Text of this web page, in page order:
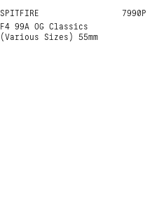
SPITFIRE
F4 99A OG Classics
(Various Sizes) 55mm
55MM 99A 7990Р